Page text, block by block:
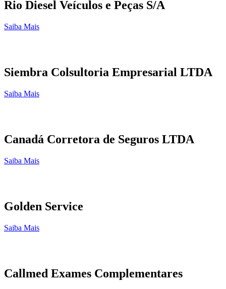
Rio Diesel Veículos e Peças S/A
Saiba Mais
Siembra Colsultoria Empresarial LTDA
Saiba Mais
Canadá Corretora de Seguros LTDA
Saiba Mais
Golden Service
Saiba Mais
Callmed Exames Complementares